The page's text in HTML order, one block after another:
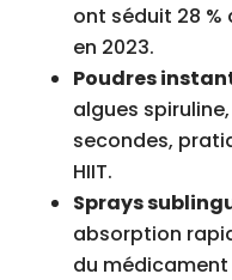
ont séduit 28 %
en 2023.
Poudres
algues
secondes,
HIIT.
Sprays
absorption
du médicament